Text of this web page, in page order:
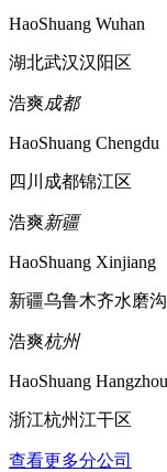
HaoShuang Wuhan
湖北武汉汉阳区
浩爽成都
HaoShuang Chengdu
四川成都锦江区
浩爽新疆
HaoShuang Xinjiang
新疆乌鲁木齐水磨
浩爽杭州
HaoShuang Hangzhou
浙江杭州江干区
查看更多分公司